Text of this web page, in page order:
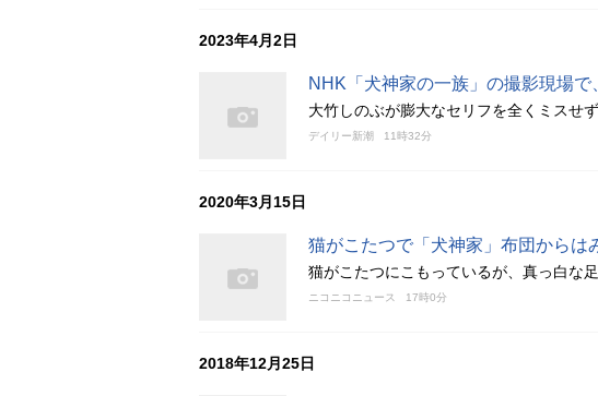
2023年4月2日
NHK「犬神家の一族」の撮影現場
大竹しのぶが膨大なセリフを全くミスせ
デイリー新潮 11時32分
2020年3月15日
猫がこたつで「犬神家」布団からは
猫がこたつにこもっているが、真っ白な
ニコニコニュース 17時0分
2018年12月25日